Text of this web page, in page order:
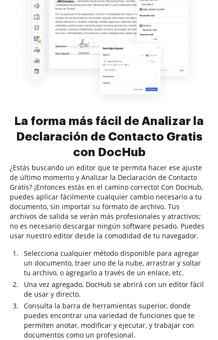
La forma más fácil de Analizar la
Declaración de Contacto Gratis
con DocHub
¿Estás buscando un editor que te permita hacer ese ajuste
de último momento y Analizar la Declaración de Contacto
Gratis? ¡Entonces estás en el camino correcto! Con DocHub,
puedes aplicar fácilmente cualquier cambio necesario a tu
documento, sin importar su formato de archivo. Tus
archivos de salida se verán más profesionales y atractivos;
no es necesario descargar ningún software pesado. Puedes
usar nuestro editor desde la comodidad de tu navegador.
Selecciona cualquier método disponible para agregar
un documento, traer uno de la nube, arrastrar y soltar
tu archivo, o agregarlo a través de un enlace, etc.
Una vez agregado, DocHub se abrirá con un editor fácil
de usar y directo.
Consulta la barra de herramientas superior, donde
puedes encontrar una variedad de funciones que te
permiten anotar, modificar y ejecutar, y trabajar con
documentos como un profesional.